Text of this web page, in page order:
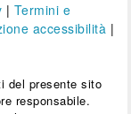
| Termini e
accessibilità |
del presente sito
responsabile.